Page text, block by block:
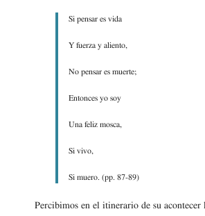
Si pensar es vida
Y fuerza y aliento,
No pensar es muerte;
Entonces yo soy
Una feliz mosca,
Si vivo,
Si muero. (pp. 87-89)
Percibimos en el itinerario de su